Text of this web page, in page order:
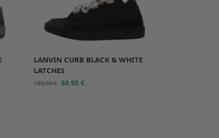
LANVIN CURB BLACK & WHITE
LATCHES
139,90€ 69,95€